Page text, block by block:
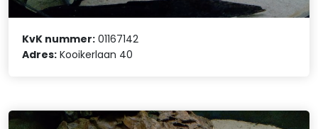
KvK nummer: 01167142
Adres: Kooikerlaan 40